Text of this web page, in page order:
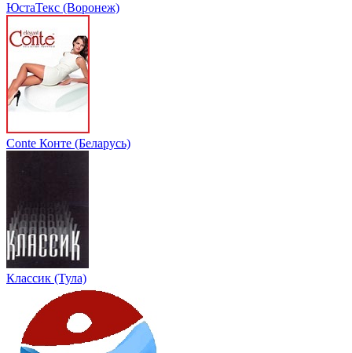
ЮстаТекс (Воронеж)
Conte Конте (Беларусь)
Классик (Тула)